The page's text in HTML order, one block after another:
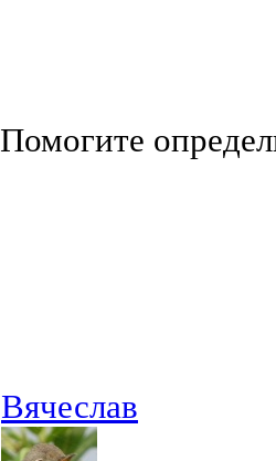
Помогите
Вячеслав